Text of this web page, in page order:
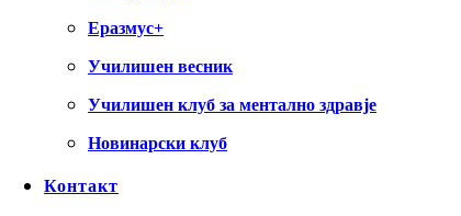
Еразмус+
Училишен весник
Училишен клуб за ментално здравје
Новинарски клуб
Контакт